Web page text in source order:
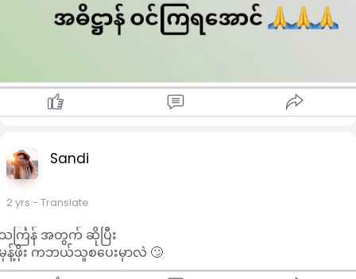
ြွပါရန် ဖိတ်ကြားပါ။
လိုက်နာ ဆောင်ရွက်ရန်🔸
င်္ကြန်ပိတ်ရက်(၅)ရက်
ဓိဋ္ဌာန် ဝင်ရပါမယ်
ေ့စဉ် (၉)ခေါက် အဓိဋ္ဌာန်
မေတ္တာပို့နည်း🔸
Sandi
2 yrs - Translate
င်္ကြန် အတွက် ဆိုပြီး
န့်ဖိုး ကဘယ်သူစပေးမှာလဲ 🙄